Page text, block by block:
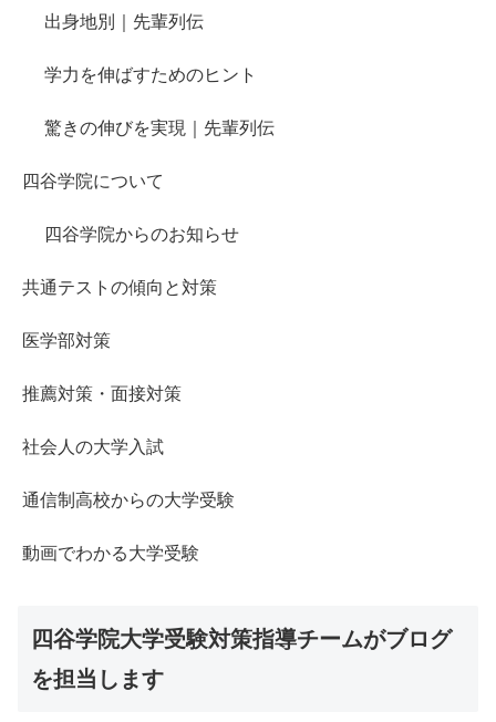
出身地別｜先輩列伝
学力を伸ばすためのヒント
驚きの伸びを実現｜先輩列伝
四谷学院について
四谷学院からのお知らせ
共通テストの傾向と対策
医学部対策
推薦対策・面接対策
社会人の大学入試
通信制高校からの大学受験
動画でわかる大学受験
四谷学院大学受験対策指導チームがブログ
を担当します